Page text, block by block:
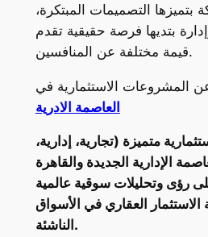
بتميزها التصميمات المبتكرة،
بتديها فرصة حقيقية تقدم
قيمة مختلفة عن المنافسين.
المشروعات الاستثمارية في
العاصمة الادرية
متميزة (تجارية، إدارية،
الإدارية الجديدة والقاهرة
رؤى وتحليلات سوقية عالمية
العقاري في الأسواق
الناشئة.